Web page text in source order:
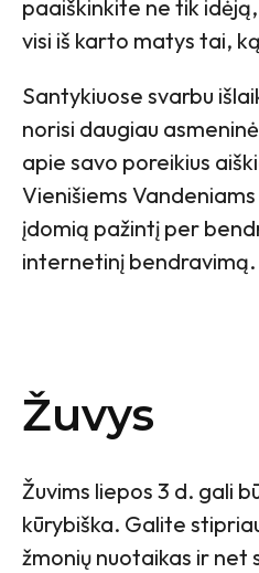
paaiškinkite ne tik
visi iš karto matys tai,
Santykiuose svarbu
norisi daugiau
apie savo poreikius
Vienišiems
įdomią pažintį per
internetinį bendravimą.
Žuvys
Žuvims liepos 3 d. gali
kūrybiška. Galite
žmonių nuotaikas ir net